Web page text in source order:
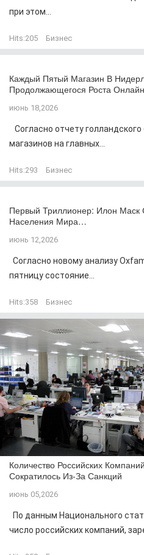
при этом...
Hits:205 Бизнес
Каждый Пятый Магазин В
Продолжающегося Роста
июнь 18,2026
Согласно отчету голландского
магазинов на главных...
Hits:293 Бизнес
Первый Триллионер: Илон Маск
Населения Мира…
июнь 12,2026
Согласно новому анализу
пятницу состояние...
Hits:358 Бизнес
Количество Российских
Сократилось Из-За Санкций
июнь 05,2026
По данным Национального
число российских компаний,